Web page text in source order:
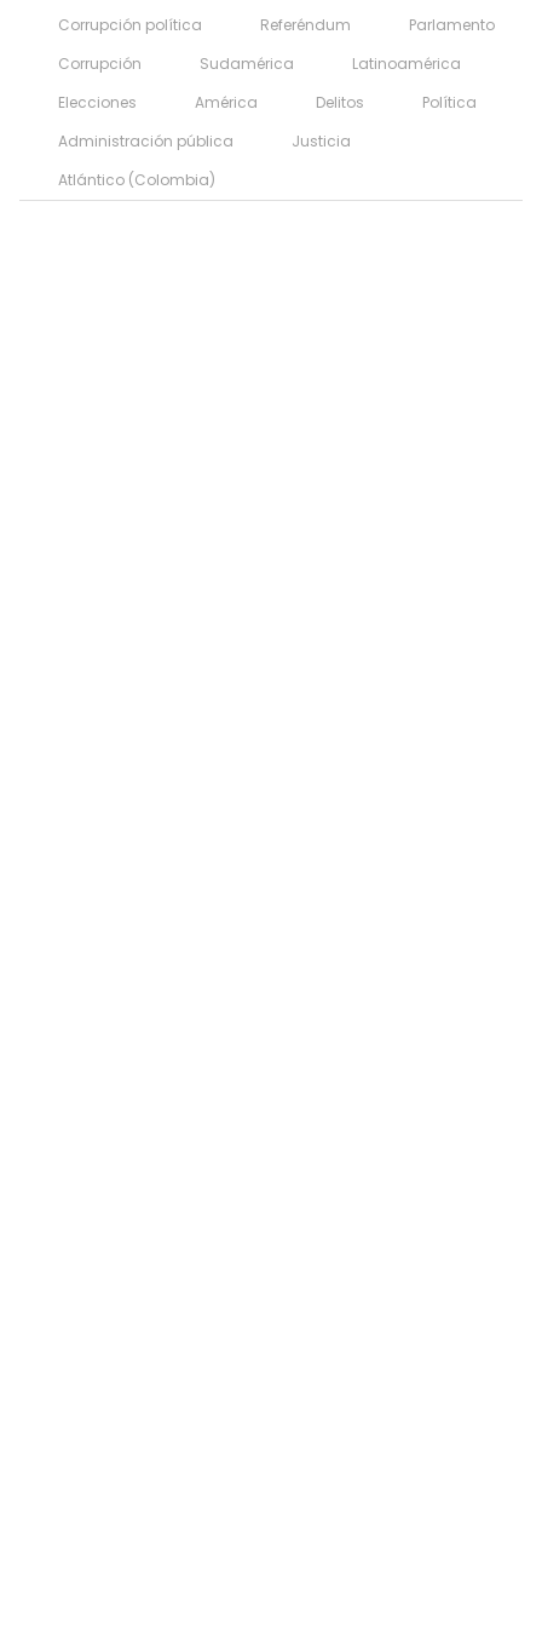
Corrupción política Referéndum
Parlamento
Corrupción
Sudamérica
Latinoamérica
Elecciones
América Delitos
Política
Administración pública
Justicia
Atlántico (Colombia)